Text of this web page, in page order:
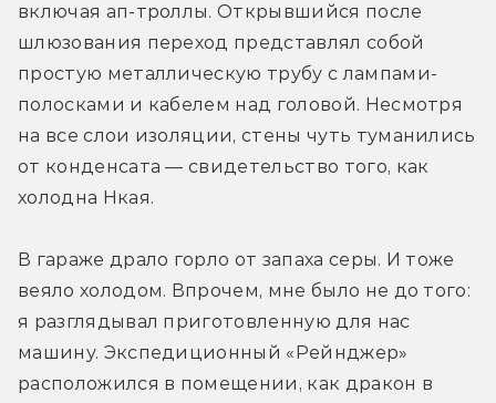
включая ап-троллы. Открывшийся после
шлюзования переход представлял собой
простую металлическую трубу с лампами-
полосками и кабелем над головой. Несмотря
на все слои изоляции, стены чуть туманились
от конденсата — свидетельство того, как
холодна Нкая.
В гараже драло горло от запаха серы. И тоже
веяло холодом. Впрочем, мне было не до того:
я разглядывал приготовленную для нас
машину. Экспедиционный «Рейнджер»
расположился в помещении, как дракон в